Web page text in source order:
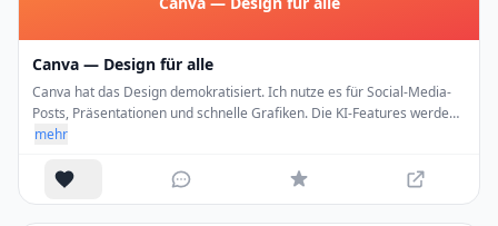
Canva — Design für alle
Canva hat das Design demokratisiert. Ich nutze es für Social-Media-
Posts, Präsentationen und schnelle Grafiken. Die KI-Features werden
immer besser.
mehr